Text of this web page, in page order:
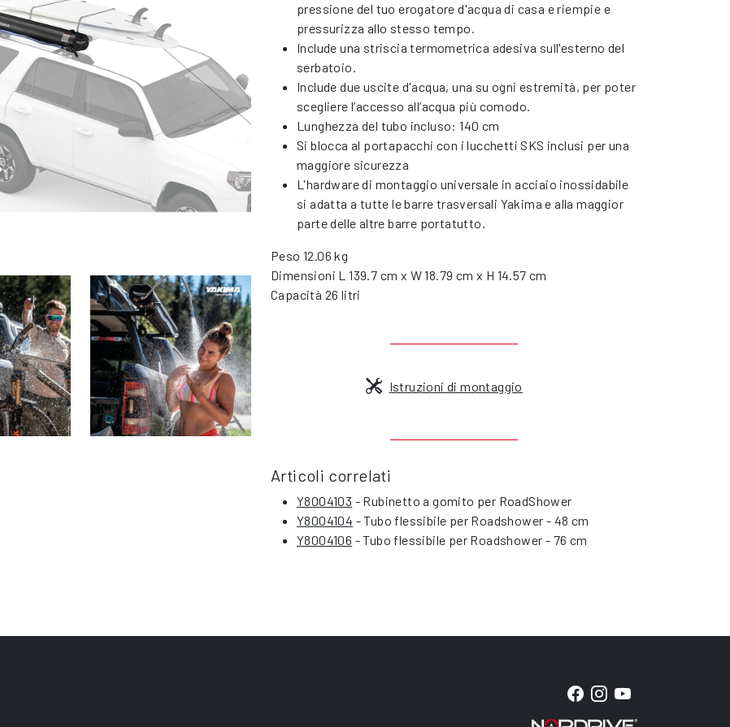
pressione del tuo erogatore d'acqua di casa e riempie e
pressurizza allo stesso tempo.
Include una striscia termometrica adesiva sull'esterno del
serbatoio.
Include due uscite d'acqua, una su ogni estremità, per poter
scegliere l’accesso all’acqua più comodo.
Lunghezza del tubo incluso: 140 cm
Si blocca al portapacchi con i lucchetti SKS inclusi per una
maggiore sicurezza
L'hardware di montaggio universale in acciaio inossidabile
si adatta a tutte le barre trasversali Yakima e alla maggior
parte delle altre barre portatutto.
Peso 12.06 kg
Dimensioni L 139.7 cm x W 18.79 cm x H 14.57 cm
Capacità 26 litri
Istruzioni di montaggio
Articoli correlati
Y8004103 - Rubinetto a gomito per RoadShower
Y8004104 - Tubo flessibile per Roadshower - 48 cm
Y8004106 - Tubo flessibile per Roadshower - 76 cm